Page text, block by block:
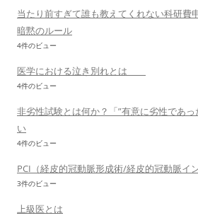
当たり前すぎて誰も教えてくれない科研費
暗黙のルール
4件のビュー
医学における泣き別れとは
4件のビュー
非劣性試験とは何か？「”有意に劣性であ
い
4件のビュー
PCI（経皮的冠動脈形成術/経皮的冠動脈イ
3件のビュー
上級医とは